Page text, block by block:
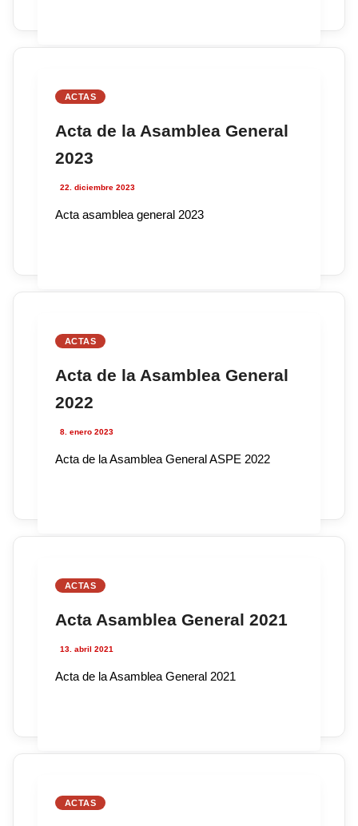
ACTAS
Acta de la Asamblea General
2023
22. diciembre 2023
Acta asamblea general 2023
ACTAS
Acta de la Asamblea General
2022
8. enero 2023
Acta de la Asamblea General ASPE 2022
ACTAS
Acta Asamblea General 2021
13. abril 2021
Acta de la Asamblea General 2021
ACTAS